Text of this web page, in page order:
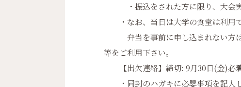
・振込をされた方に限り、大会実
・なお、当日は大学の食堂は利用で
弁当を事前に申し込まれない方は
等をご利用下さい。
【出欠連絡】締切: 9月30日(金)必
・同封のハガキに必婴事項を記入